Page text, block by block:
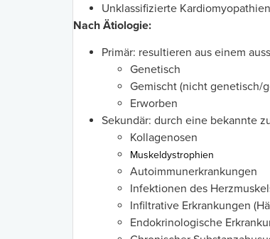
Unklassifizierte Kardiomyopathien
Nach Ätiologie:
Primär: resultieren aus einem
Genetisch
Gemischt (nicht genetisch/
Erworben
Sekundär: durch eine bekannte
Kollagenosen
Muskeldystrophien
Autoimmunerkrankungen
Infektionen des
Infiltrative Erkrankungen
Endokrinologische